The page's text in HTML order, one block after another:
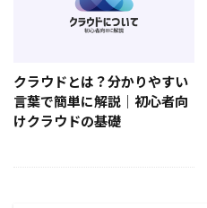
クラウドとは？分かりやすい
言葉で簡単に解説｜初心者向
けクラウドの基礎